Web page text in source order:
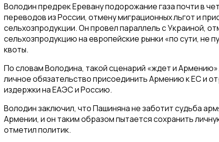
Володин предрек Еревану подорожание газа почти в
переводов из России, отмену миграционных льгот и
сельхозпродукции. Он провел параллель с Украиной,
сельхозпродукцию на европейские рынки «по сути, не
квоты.
По словам Володина, такой сценарий «ждет и
личное обязательство присоединить Армению к ЕС и
издержки на ЕАЭС и Россию.
Володин заключил, что Пашиняна не заботит судьба
Армении, и он таким образом пытается сохранить
отметил политик.